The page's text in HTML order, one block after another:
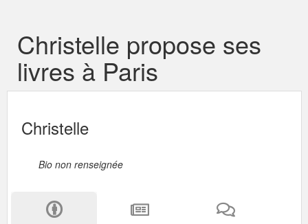
Christelle propose ses
livres à Paris
Christelle
Bio non renseignée